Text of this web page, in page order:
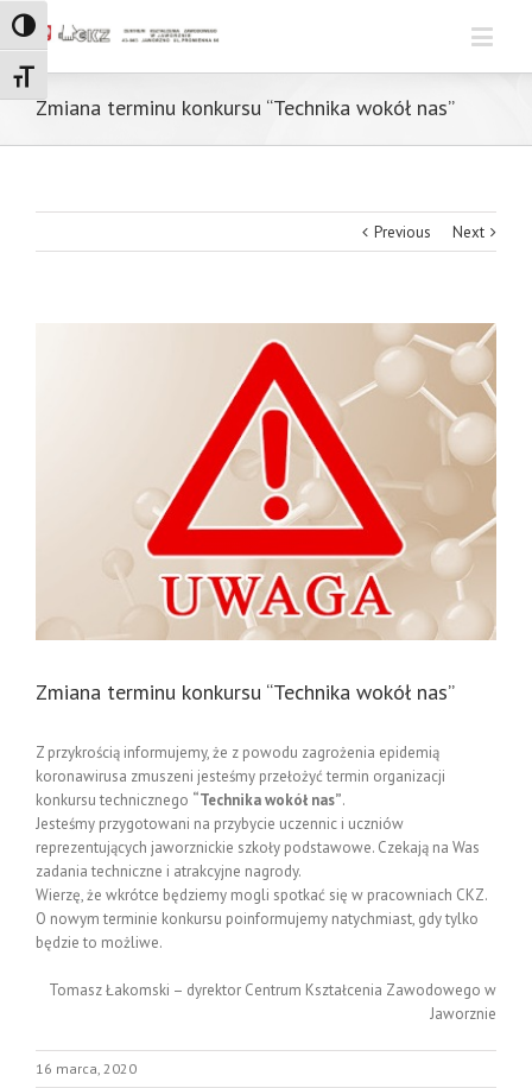
Toggle High Contrast
Toggle Font size
Zmiana terminu konkursu “Technika wokół nas”
Previous Next
Zmiana terminu konkursu “Technika wokół nas”
Z przykrością informujemy, że z powodu zagrożenia epidemią
koronawirusa zmuszeni jesteśmy przełożyć termin organizacji
konkursu technicznego “Technika wokół nas”.
Jesteśmy przygotowani na przybycie uczennic i uczniów
reprezentujących jaworznickie szkoły podstawowe. Czekają na Was
zadania techniczne i atrakcyjne nagrody.
Wierzę, że wkrótce będziemy mogli spotkać się w pracowniach CKZ.
O nowym terminie konkursu poinformujemy natychmiast, gdy tylko
będzie to możliwe.
Tomasz Łakomski – dyrektor Centrum Kształcenia Zawodowego w
Jaworznie
16 marca, 2020